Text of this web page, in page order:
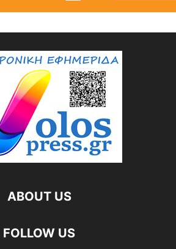
ABOUT US
FOLLOW US